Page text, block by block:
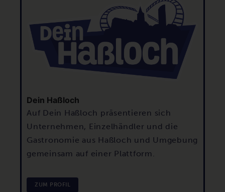
Dein Haßloch
Auf Dein Haßloch präsentieren sich
Unternehmen, Einzelhändler und die
Gastronomie aus Haßloch und Umgebung
gemeinsam auf einer Plattform.
ZUM PROFIL